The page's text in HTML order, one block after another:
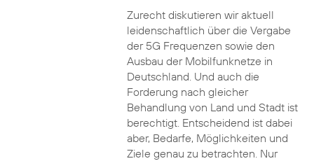
Zurecht diskutieren wir aktuell
leidenschaftlich über die Vergabe
der 5G Frequenzen sowie den
Ausbau der Mobilfunknetze in
Deutschland. Und auch die
Forderung nach gleicher
Behandlung von Land und Stadt ist
berechtigt. Entscheidend ist dabei
aber, Bedarfe, Möglichkeiten und
Ziele genau zu betrachten. Nur